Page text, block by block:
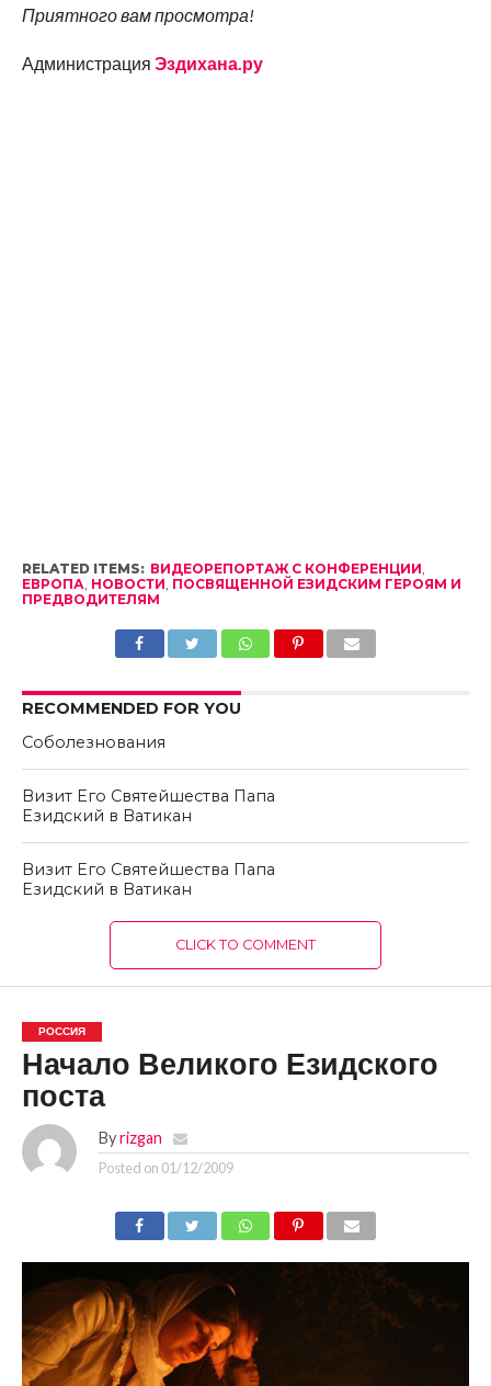
Приятного вам просмотра!
Администрация Эздихана.ру
RELATED ITEMS: ВИДЕОРЕПОРТАЖ С КОНФЕРЕНЦИИ,
ЕВРОПА, НОВОСТИ, ПОСВЯЩЕННОЙ ЕЗИДСКИМ ГЕРОЯМ И
ПРЕДВОДИТЕЛЯМ
RECOMMENDED FOR YOU
Соболезнования
Визит Его Святейшества Папа
Езидский в Ватикан
Визит Его Святейшества Папа
Езидский в Ватикан
CLICK TO COMMENT
РОССИЯ
Начало Великого Езидского
поста
By rizgan
Posted on 01/12/2009